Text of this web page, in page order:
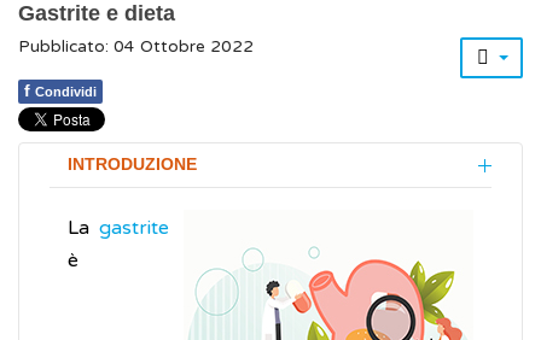
Gastrite e dieta
Pubblicato: 04 Ottobre 2022
f Condividi
INTRODUZIONE
La gastrite
è